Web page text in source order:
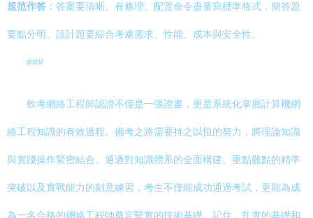
規范作答 ：答案要清晰、有條理。配置命令盡量寫標準格式，簡答題
要點分明。設計題要綜合考慮需求、性能、成本與安全性。
###
軟考網絡工程師認證不僅是一張證書，更是系統化掌握計算機網
絡工程知識的有效過程。備考之路需要持之以恒的努力，將理論知識
與實踐操作緊密結合。通過對知識體系的全面構建、重點難點的精準
突破以及實戰能力的刻意練習，考生不僅能成功通過考試，更能為成
為一名合格的網絡工程師奠定堅實的技術基礎。記住，扎實的基礎和